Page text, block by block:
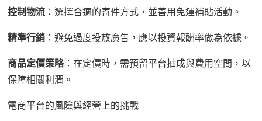
控制物流 ：選擇合適的寄件方式，並善用免運補貼活動。
精準行銷 ：避免過度投放廣告，應以投資報酬率做為依據。
商品定價策略：在定價時 ，需預留平台抽成與費用空間，以
保障相關利潤。
電商平台的風險與經營上的挑戰